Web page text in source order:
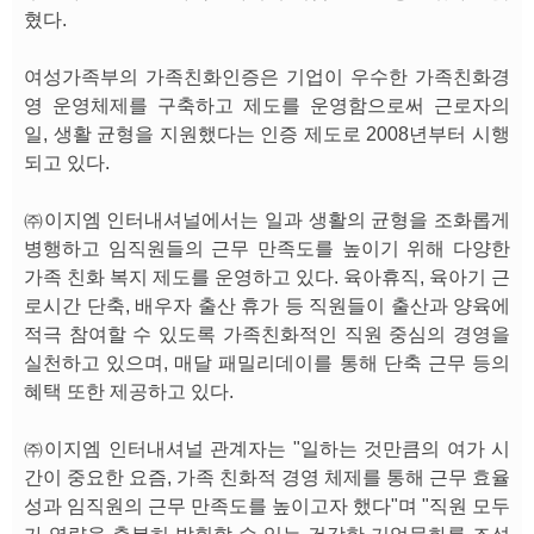
혔다.
여성가족부의 가족친화인증은 기업이 우수한 가족친화경
영 운영체제를 구축하고 제도를 운영함으로써 근로자의
일, 생활 균형을 지원했다는 인증 제도로 2008년부터 시행
되고 있다.
㈜이지엠 인터내셔널에서는 일과 생활의 균형을 조화롭게
병행하고 임직원들의 근무 만족도를 높이기 위해 다양한
가족 친화 복지 제도를 운영하고 있다. 육아휴직, 육아기 근
로시간 단축, 배우자 출산 휴가 등 직원들이 출산과 양육에
적극 참여할 수 있도록 가족친화적인 직원 중심의 경영을
실천하고 있으며, 매달 패밀리데이를 통해 단축 근무 등의
혜택 또한 제공하고 있다.
㈜이지엠 인터내셔널 관계자는 "일하는 것만큼의 여가 시
간이 중요한 요즘, 가족 친화적 경영 체제를 통해 근무 효율
성과 임직원의 근무 만족도를 높이고자 했다"며 "직원 모두